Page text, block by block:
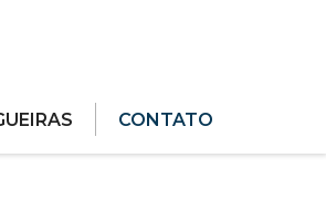
CONTATO